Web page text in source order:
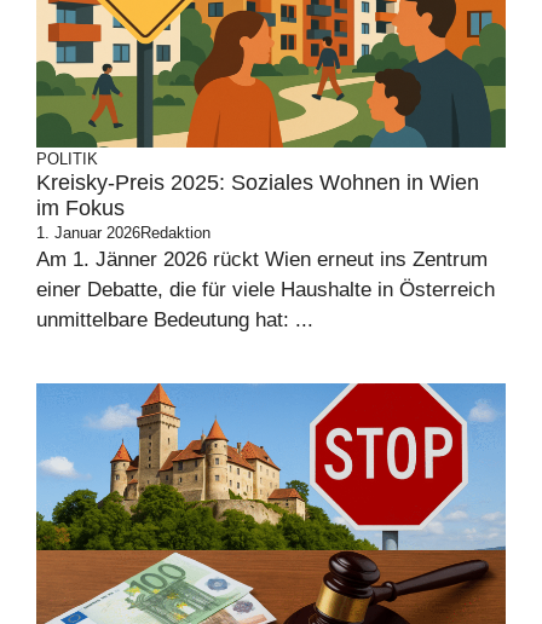
POLITIK
Kreisky-Preis 2025: Soziales Wohnen in Wien
im Fokus
1. Januar 2026Redaktion
Am 1. Jänner 2026 rückt Wien erneut ins Zentrum
einer Debatte, die für viele Haushalte in Österreich
unmittelbare Bedeutung hat: ...